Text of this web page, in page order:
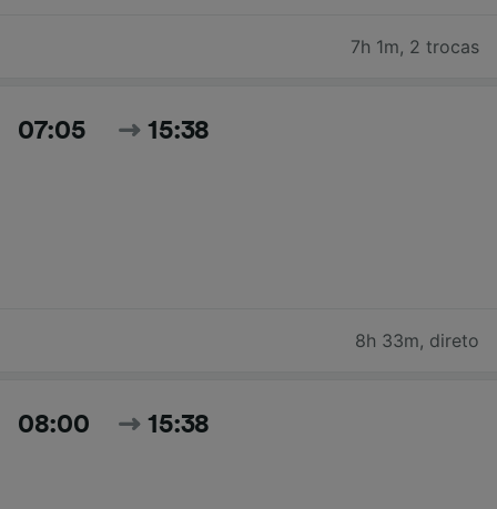
7h 1m, 2 trocas
07:05 15:38
8h 33m, direto
08:00 15:38